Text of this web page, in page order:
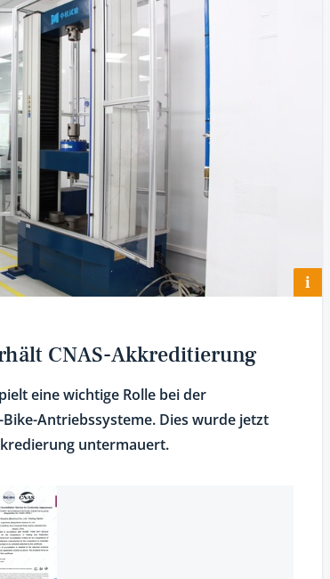
i
CNAS-Akkreditierung
eine wichtige Rolle bei der
Antriebssysteme. Dies wurde jetzt
untermauert.